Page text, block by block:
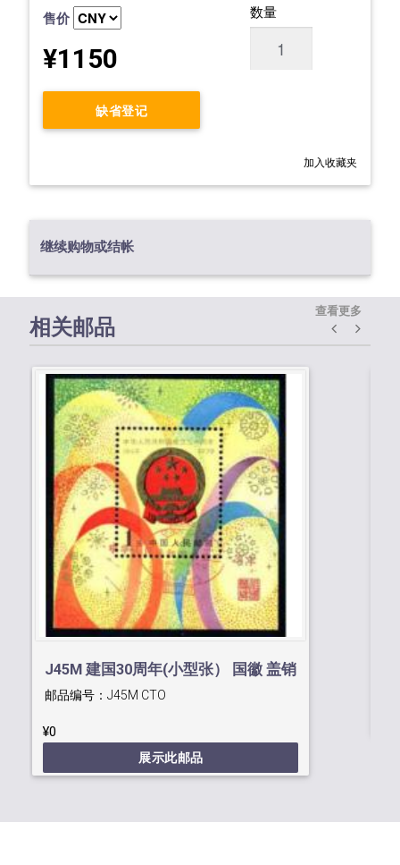
售价
¥1150
数量
缺省登记
加入收藏夹
继续购物或结帐
相关邮品
查看更多
J45M 建国30周年(小型张） 国徽 盖销
邮品编号：J45M CTO
¥0
展示此邮品